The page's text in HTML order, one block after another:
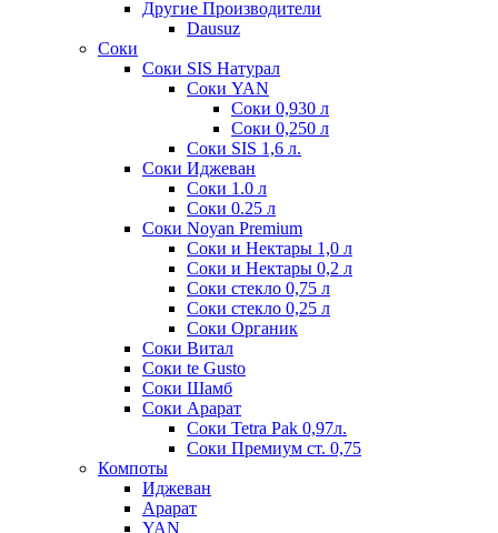
Другие Производители
Dausuz
Соки
Соки SIS Натурал
Соки YAN
Соки 0,930 л
Соки 0,250 л
Соки SIS 1,6 л.
Соки Иджеван
Соки 1.0 л
Соки 0.25 л
Соки Noyan Premium
Соки и Нектары 1,0 л
Соки и Нектары 0,2 л
Соки стекло 0,75 л
Соки стекло 0,25 л
Соки Органик
Соки Витал
Соки te Gusto
Соки Шамб
Соки Арарат
Соки Tetra Pak 0,97л.
Соки Премиум ст. 0,75
Компоты
Иджеван
Арарат
YAN